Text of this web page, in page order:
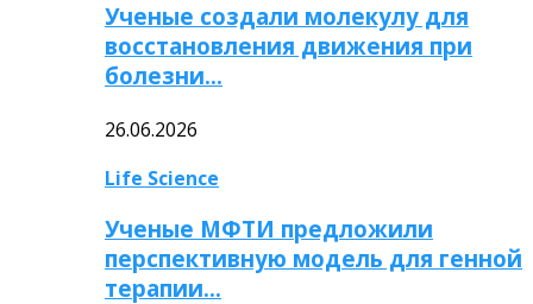
Ученые создали молекулу для
восстановления движения при
болезни…
26.06.2026
Life Science
Ученые МФТИ предложили
перспективную модель для генной
терапии…